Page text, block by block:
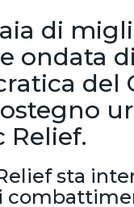
di
ondata
del
Relief.
sta